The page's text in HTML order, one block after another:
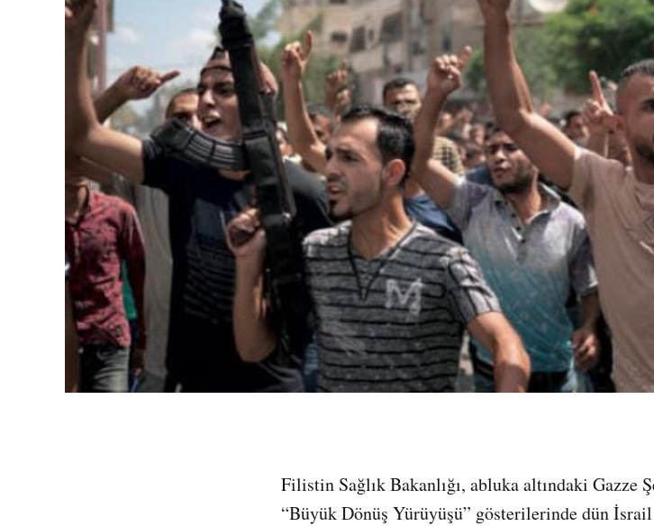
Filistin Sağlık Bakanlığı, abluka altındaki Gazze
“Büyük Dönüş Yürüyüşü” gösterilerinde dün